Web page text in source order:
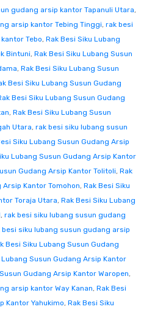
gudang arsip kantor Tapanuli Utara,
arsip kantor Tebing Tinggi, rak besi
Tebo, Rak Besi Siku Lubang
Bintuni, Rak Besi Siku Lubang Susun
, Rak Besi Siku Lubang Susun
Besi Siku Lubang Susun Gudang
Besi Siku Lubang Susun Gudang
, Rak Besi Siku Lubang Susun
Utara, rak besi siku lubang susun
Siku Lubang Susun Gudang Arsip
Lubang Susun Gudang Arsip Kantor
Gudang Arsip Kantor Tolitoli, Rak
Kantor Tomohon, Rak Besi Siku
Toraja Utara, Rak Besi Siku Lubang
, rak besi siku lubang susun gudang
besi siku lubang susun gudang arsip
Besi Siku Lubang Susun Gudang
Lubang Susun Gudang Arsip Kantor
Gudang Arsip Kantor Waropen,
arsip kantor Way Kanan, Rak Besi
Kantor Yahukimo, Rak Besi Siku